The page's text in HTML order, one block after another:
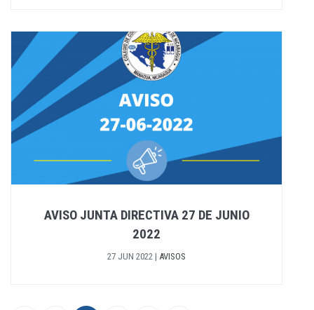
AVISO JUNTA DIRECTIVA 27 DE JUNIO
2022
27 JUN 2022 | AVISOS